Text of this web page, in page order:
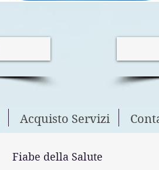
Acquisto Servizi
Fiabe della Salute